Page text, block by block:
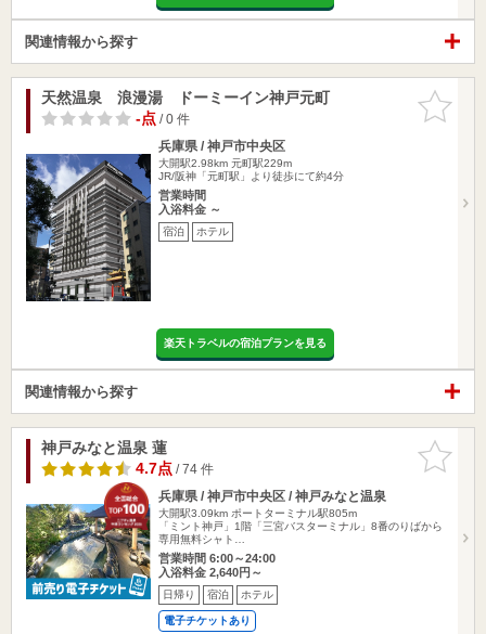
関連情報から探す
お気に入
りに追加
天然温泉 浪漫湯 ドーミーイン神戸元町
-点/ 0 件
兵庫県 / 神戸市中央区
大開駅2.98km 元町駅229m
JR/阪神「元町駅」より徒歩にて約4分
営業時間
入浴料金 ～
宿泊 ホテル
楽天トラベルの宿泊プランを見る
関連情報から探す
お気に入
りに追加
神戸みなと温泉 蓮
4.7点/ 74 件
兵庫県 / 神戸市中央区 / 神戸みなと温泉
大開駅3.09km ポートターミナル駅805m
「ミント神戸」1階「三宮バスターミナル」8番のりばから
専用無料シャト…
営業時間 6:00～24:00
入浴料金 2,640円～
日帰り 宿泊 ホテル
電子チケットあり